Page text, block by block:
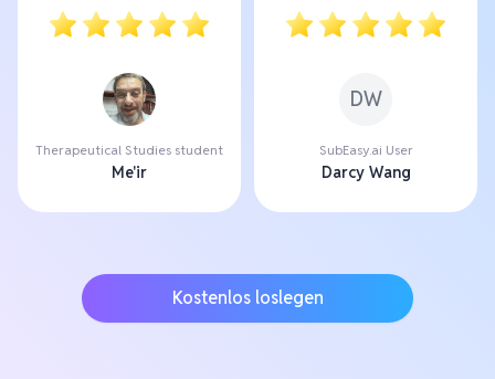
Therapeutical Studies student
Me'ir
DW
SubEasy.ai User
Darcy Wang
Kostenlos loslegen